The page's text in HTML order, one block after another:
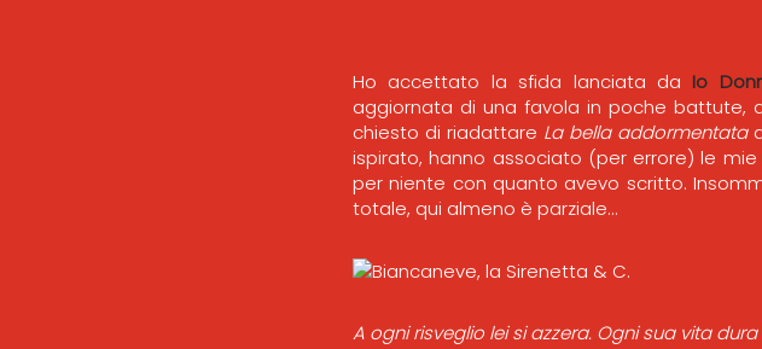
Ho accettato la sfida lanciata da Io
aggiornata di una favola in poche battute,
chiesto di riadattare La bella addormentata
ispirato, hanno associato (per errore) le mie
per niente con quanto avevo scritto.
totale, qui almeno è parziale…
A ogni risveglio lei si azzera. Ogni sua vita